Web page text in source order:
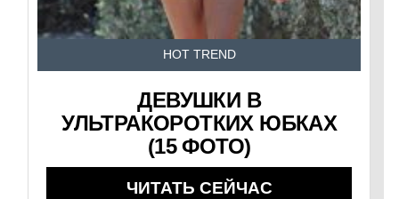
HOT TREND
ДЕВУШКИ В
УЛЬТРАКОРОТКИХ ЮБКАХ
(15 ФОТО)
ЧИТАТЬ СЕЙЧАС